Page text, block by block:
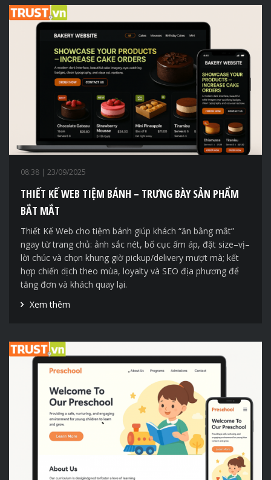
08:38 | 23/09/2025
THIẾT KẾ WEB TIỆM BÁNH – TRƯNG BÀY SẢN PHẨM
BẮT MẮT
Thiết Kế Web cho tiệm bánh giúp khách “ăn bằng mắt”
ngay từ trang chủ: ảnh sắc nét, bố cục ấm áp, đặt size–vị–
lời chúc và chọn khung giờ pickup/delivery mượt mà; kết
hợp chiến dịch theo mùa, loyalty và SEO địa phương để
tăng đơn và khách quay lại.
Xem thêm